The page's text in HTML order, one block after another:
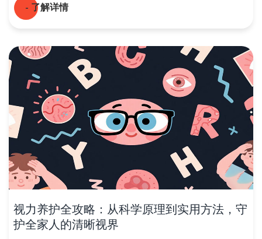
- 了解详情
视力养护全攻略：从科学原理到实用方法，守
护全家人的清晰视界